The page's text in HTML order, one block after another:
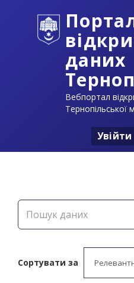
даних
Вебпортал
Тернопільської
Увійти
Сортувати за